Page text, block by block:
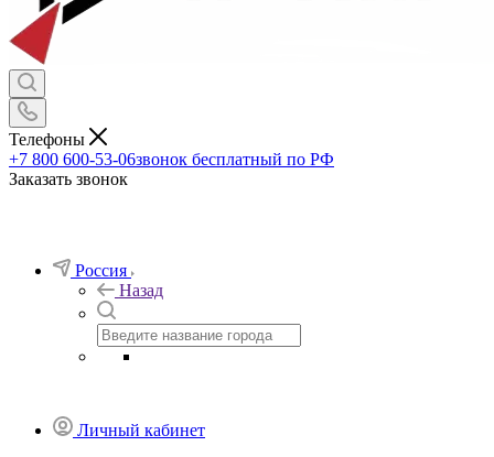
Телефоны
+7 800 600-53-06звонок бесплатный по РФ
Заказать звонок
Россия
Назад
Личный кабинет